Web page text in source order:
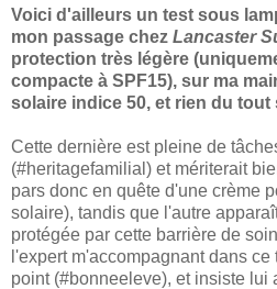
Voici d'ailleurs un test sous
mon passage chez Lancaster
protection très légère
compacte à SPF15), sur ma
solaire indice 50, et rien du tout
Cette dernière est pleine de
(#heritagefamilial) et mériterait
pars donc en quête d'une crème
solaire), tandis que l'autre
protégée par cette barrière de
l'expert m'accompagnant dans
point (#bonneeleve), et insiste lui